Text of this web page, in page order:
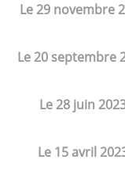
Le 29 novembre
Le 20 septembre
Le 28 juin
Le 15 avril